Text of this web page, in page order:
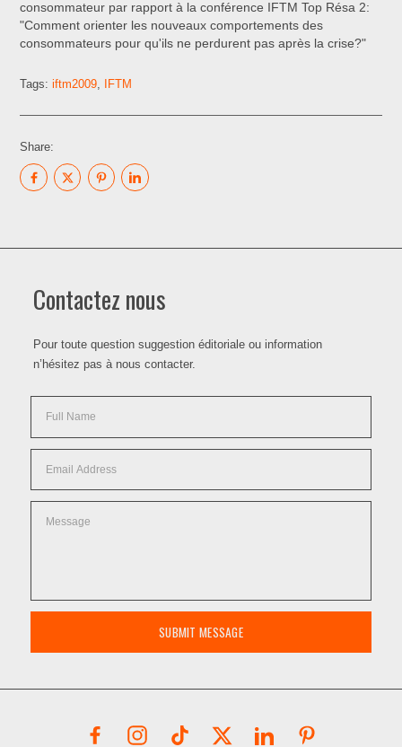
consommateur par rapport à la conférence IFTM Top Résa 2:
"Comment orienter les nouveaux comportements des
consommateurs pour qu'ils ne perdurent pas après la crise?"
Tags:iftm2009, IFTM
Share:
Contactez nous
Pour toute question suggestion éditoriale ou information
n’hésitez pas à nous contacter.
SUBMIT MESSAGE